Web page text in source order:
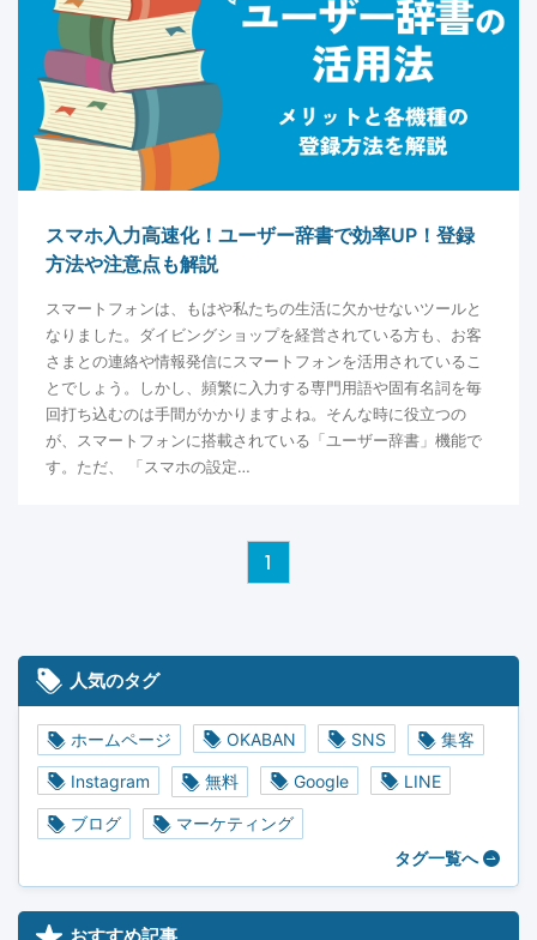
スマホ入力高速化！ユーザー辞書で効率UP！登録
方法や注意点も解説
スマートフォンは、もはや私たちの生活に欠かせないツールと
なりました。ダイビングショップを経営されている方も、お客
さまとの連絡や情報発信にスマートフォンを活用されているこ
とでしょう。しかし、頻繁に入力する専門用語や固有名詞を毎
回打ち込むのは手間がかかりますよね。そんな時に役立つの
が、スマートフォンに搭載されている「ユーザー辞書」機能で
す。ただ、 「スマホの設定…
1
人気のタグ
ホームページ OKABAN SNS 集客
Instagram 無料 Google LINE
ブログ
マーケティング
タグ一覧へ